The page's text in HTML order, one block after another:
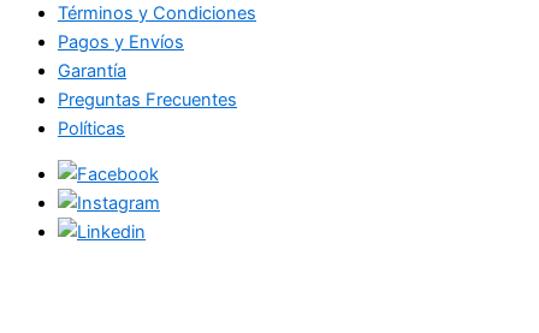
Términos y Condiciones
Pagos y Envíos
Garantía
Preguntas Frecuentes
Políticas